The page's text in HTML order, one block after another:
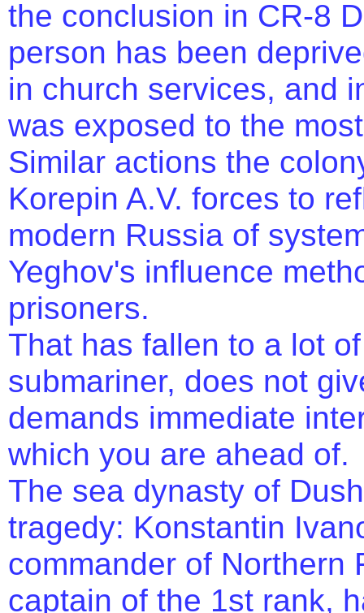
the conclusion in CR-8
person has been
in church services, and
was exposed to the
Similar actions the
Korepin A.V. forces to
modern Russia of
Yeghov's influence
prisoners.
That has fallen to a lot
submariner, does not
demands immediate
which you are ahead of.
The sea dynasty of
tragedy: Konstantin
commander of Northern
captain of the 1st rank,